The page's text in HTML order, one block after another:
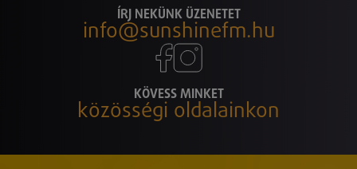
ÍRJ NEKÜNK ÜZENETET
info@sunshinefm.hu
KÖVESS MINKET
közösségi oldalainkon